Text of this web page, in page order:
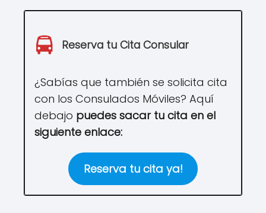
Reserva tu Cita Consular
¿Sabías que también se solicita cita
con los Consulados Móviles? Aquí
debajo puedes sacar tu cita en el
siguiente enlace:
Reserva tu cita ya!